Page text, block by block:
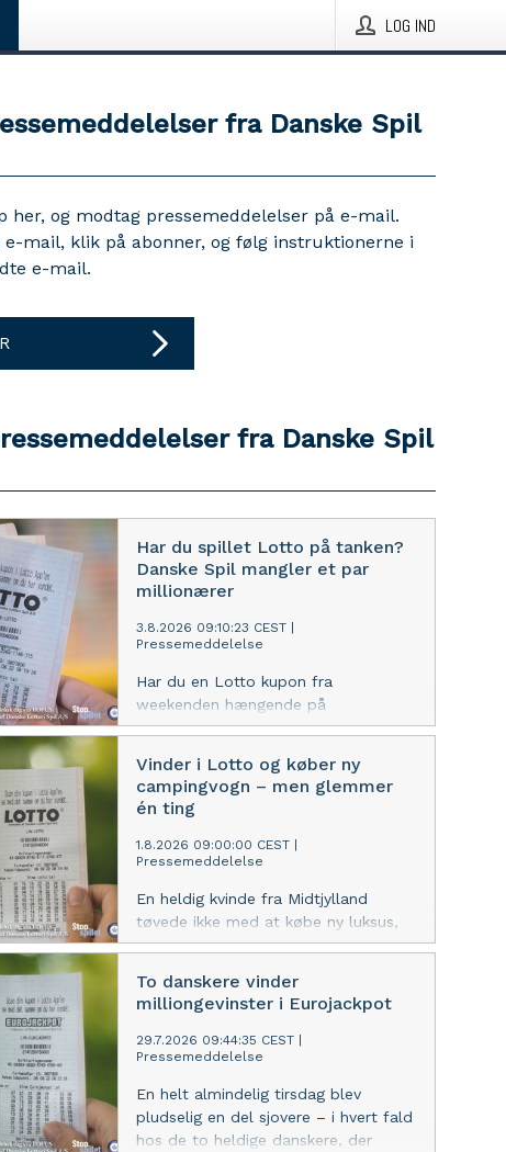
LOG IND
fra Danske Spil
her, og modtag pressemeddelelser på e-mail.
mail, klik på abonner, og følg instruktionerne i
e-mail.
fra Danske Spil
Har du spillet Lotto på tanken?
Danske Spil mangler et par
millionærer
3.8.2026 09:10:23 CEST
Pressemeddelelse
Har du en Lotto kupon fra
weekenden hængende på
køleskabet? Så tjek den lige en
ikke hørt fra weekendens to million-
vindere.
Vinder i Lotto og køber ny
campingvogn – men glemmer
én ting
1.8.2026 09:00:00 CEST
Pressemeddelelse
En heldig kvinde fra Midtjylland
tøvede ikke med at købe ny luksus,
da hun vandt i Lotto. Men nogle
for hurtigt.
To danskere vinder
milliongevinster i Eurojackpot
29.7.2026 09:44:35 CEST
Pressemeddelelse
En helt almindelig tirsdag blev
pludselig en del sjovere – i hvert fald
hos de to heldige danskere, der